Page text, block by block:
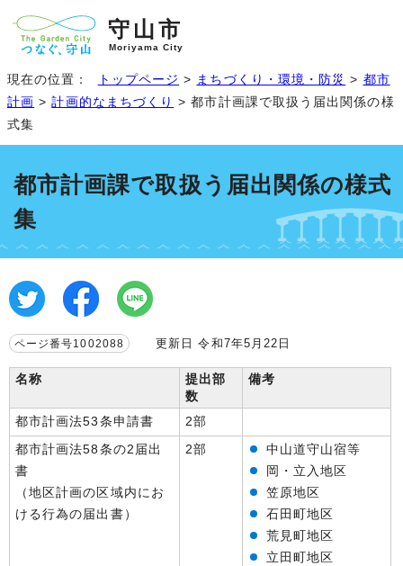
守山市
Moriyama City
現在の位置： トップページ > まちづくり・環境・防災 > 都市
計画 >計画的なまちづくり > 都市計画課で取扱う届出関係の様
式集
都市計画課で取扱う届出関係の様式
集
ページ番号1002088 更新日 令和7年5月22日
名称
提出部
数
備考
都市計画法53条申請書 2部
都市計画法58条の2届出
書
（地区計画の区域内にお
ける行為の届出書）
2部
中山道守山宿等
岡・立入地区
笠原地区
石田町地区
荒見町地区
立田町地区